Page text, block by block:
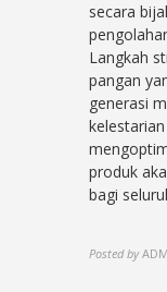
secara
Langkah
pangan
generasi
produk
bagi
Posted by